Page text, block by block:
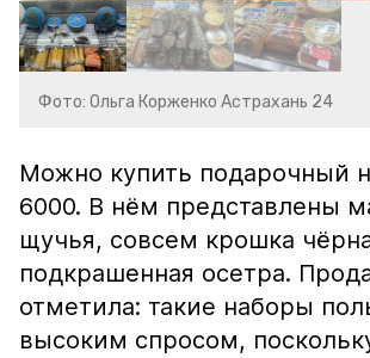
Фото: Ольга Корженко Астрахань 24
Можно купить подарочный
6000. В нём представлены
щучья, совсем крошка
подкрашенная осетра.
отметила: такие наборы
высоким спросом,